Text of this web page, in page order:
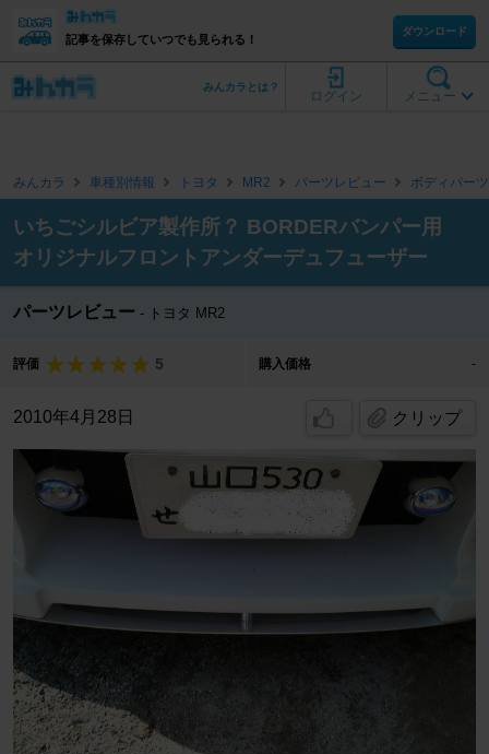
記事を保存していつでも見られる！
ダウンロード
メニュー
ログイン
みんカラとは？
みんカラ 車種別情報 トヨタ MR2 パーツレビュー ボディパーツ
いちごシルビア製作所？ BORDERバンパー用
オリジナルフロントアンダーデュフューザー
パーツレビュー トヨタ MR2
評価 5 購入価格 -
2010年4月28日 クリップ